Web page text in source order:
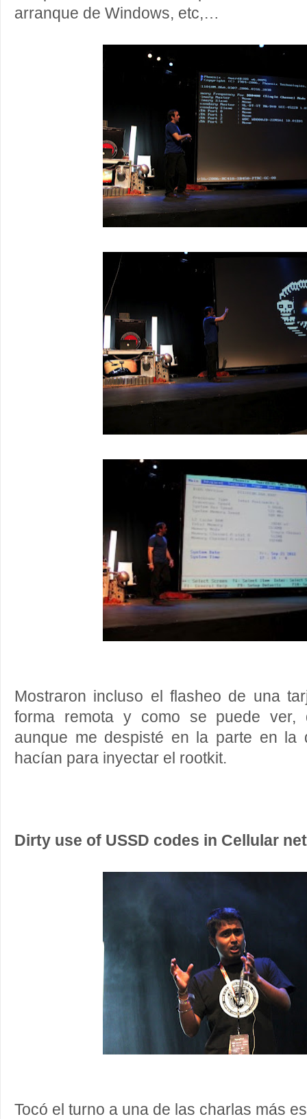
arranque de Windows, etc,…
Mostraron incluso el flasheo de una
forma remota y como se puede ver,
aunque me despisté en la parte en la
hacían para inyectar el rootkit.
Dirty use of USSD codes in Cellular
Tocó el turno a una de las charlas más